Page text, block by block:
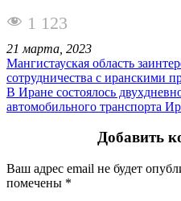
1 123
21 марта, 2023
Мангистауская область
сотрудничества с иранскими
В Иране состоялось
автомобильного транспорта
Добавить
Ваш адрес email не будет
помечены *